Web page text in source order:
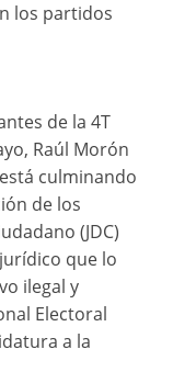
los partidos
de la 4T
Raúl Morón
culminando
de los
(JDC)
que lo
ilegal y
Electoral
a la